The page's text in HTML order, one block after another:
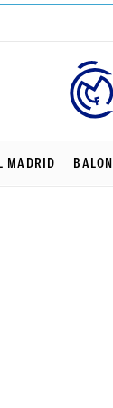
MADRID